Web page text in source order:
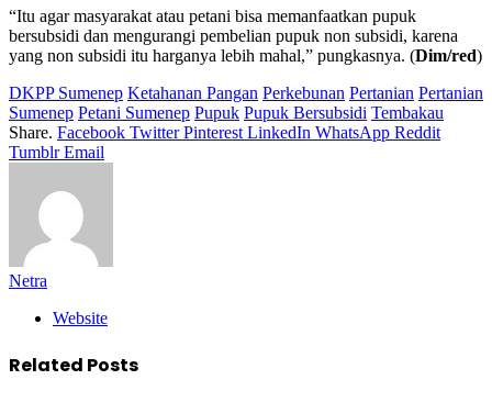
“Itu agar masyarakat atau petani bisa memanfaatkan pupuk
bersubsidi dan mengurangi pembelian pupuk non subsidi, karena
yang non subsidi itu harganya lebih mahal,” pungkasnya. (Dim/red)
DKPP Sumenep Ketahanan Pangan Perkebunan Pertanian Pertanian
Sumenep Petani Sumenep Pupuk Pupuk Bersubsidi Tembakau
Share. Facebook Twitter Pinterest LinkedIn WhatsApp Reddit
Tumblr Email
Netra
Website
Related Posts